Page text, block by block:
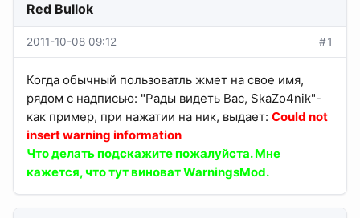
Red Bullok
2011-10-08 09:12 #1
Когда обычный пользоватль жмет на свое имя,
рядом с надписью: "Рады видеть Вас, SkaZo4nik"-
как пример, при нажатии на ник, выдает: Could not
insert warning information
Что делать подскажите пожалуйста. Мне
кажется, что тут виноват WarningsMod.